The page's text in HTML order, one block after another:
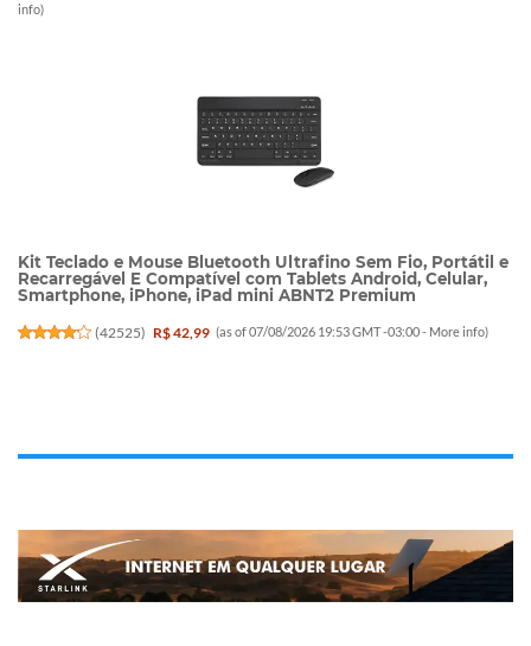
info)
Kit Teclado e Mouse Bluetooth Ultrafino Sem Fio, Portátil e
Recarregável E Compatível com Tablets Android, Celular,
Smartphone, iPhone, iPad mini ABNT2 Premium
(42525) R$ 42,99 (as of 07/08/2026 19:53 GMT -03:00 - More info)